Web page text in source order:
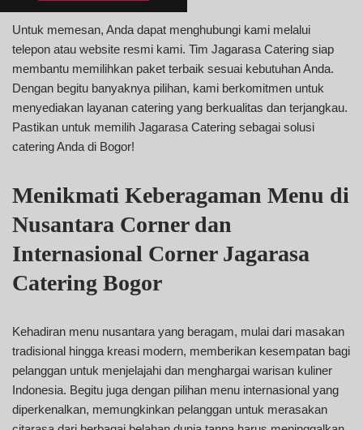
Untuk memesan, Anda dapat menghubungi kami melalui
telepon atau website resmi kami. Tim Jagarasa Catering siap
membantu memilihkan paket terbaik sesuai kebutuhan Anda.
Dengan begitu banyaknya pilihan, kami berkomitmen untuk
menyediakan layanan catering yang berkualitas dan terjangkau.
Pastikan untuk memilih Jagarasa Catering sebagai solusi
catering Anda di Bogor!
Menikmati Keberagaman Menu di
Nusantara Corner dan
Internasional Corner Jagarasa
Catering Bogor
Kehadiran menu nusantara yang beragam, mulai dari masakan
tradisional hingga kreasi modern, memberikan kesempatan bagi
pelanggan untuk menjelajahi dan menghargai warisan kuliner
Indonesia. Begitu juga dengan pilihan menu internasional yang
diperkenalkan, memungkinkan pelanggan untuk merasakan